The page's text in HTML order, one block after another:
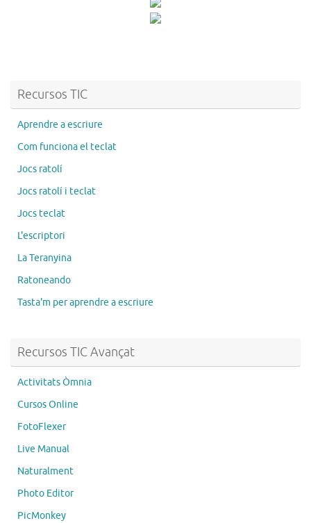
Recursos TIC
Aprendre a escriure
Com funciona el teclat
Jocs ratolí
Jocs ratolí i teclat
Jocs teclat
L'escriptori
La Teranyina
Ratoneando
Tasta'm per aprendre a escriure
Recursos TIC Avançat
Activitats Òmnia
Cursos Online
FotoFlexer
Live Manual
Naturalment
Photo Editor
PicMonkey